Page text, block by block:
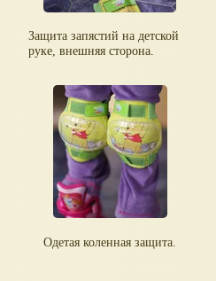
Защита запястий на детской
руке, внешняя сторона.
Одетая коленная защита.